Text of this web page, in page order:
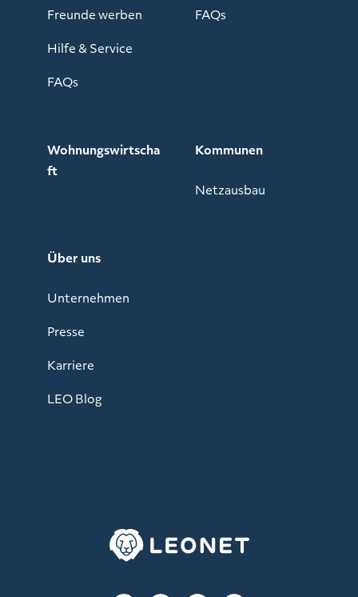
Freunde werben
Hilfe & Service
FAQs
FAQs
Wohnungswirtscha
ft
Kommunen
Netzausbau
Über uns
Unternehmen
Presse
Karriere
LEO Blog